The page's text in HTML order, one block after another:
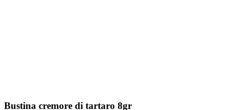
Bustina cremore di tartaro 8gr